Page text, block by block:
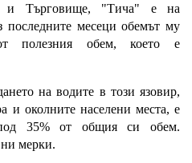
и Търговище, "Тича" е на
месеци обемът му
полезния обем, което е
на водите в този язовир,
и околните населени места, е
под 35% от общия си обем.
мерки.